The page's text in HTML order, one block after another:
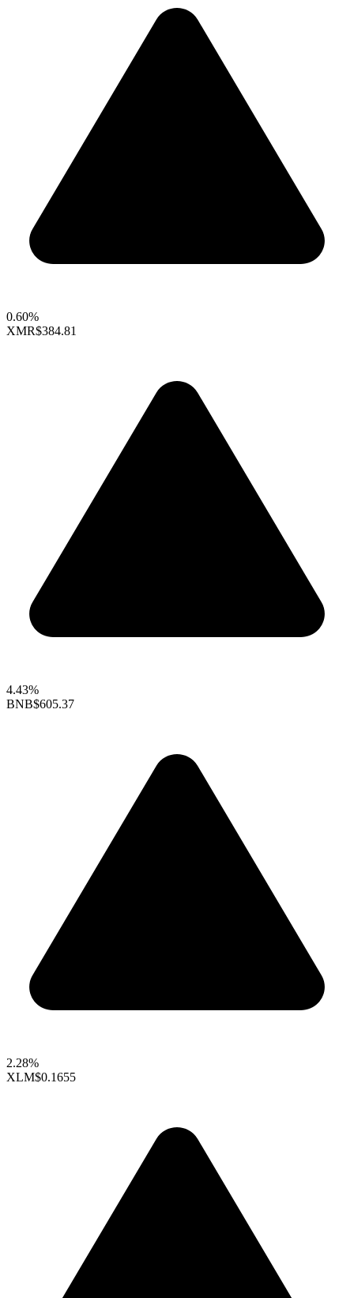
0.60%
XMR$384.81
4.43%
BNB$605.37
2.28%
XLM$0.1655